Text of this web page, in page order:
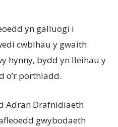
yn galluogi i
cwblhau y gwaith
hynny, bydd yn lleihau y
o’r porthladd.
Adran Drafnidiaeth
gwybodaeth